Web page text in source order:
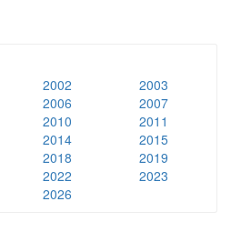
2002
2003
2006
2007
2010
2011
2014
2015
2018
2019
2022
2023
2026